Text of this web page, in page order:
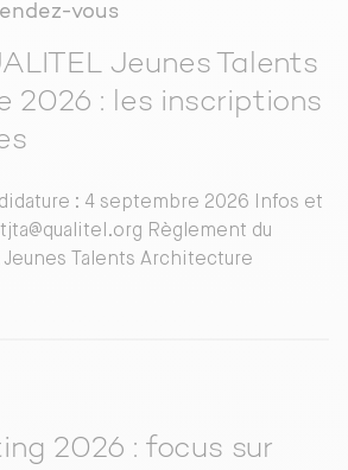
vous
Jeunes Talents
2026 : les inscriptions
: 4 septembre 2026 Infos et
Règlement du
Jeunes Talents Architecture
2026 : focus sur